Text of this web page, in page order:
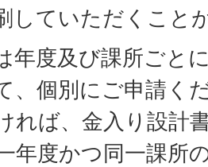
していただくこと
年度及び課所ごと
、個別にご申請く
れば、金入り設計
年度かつ同一課所